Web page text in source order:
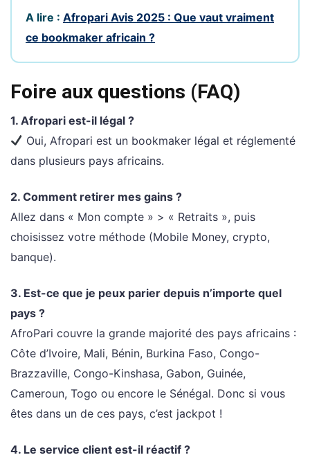
A lire : Afropari Avis 2025 : Que vaut vraiment
ce bookmaker africain ?
Foire aux questions (FAQ)
1. Afropari est-il légal ?
Oui, Afropari est un bookmaker légal et réglementé
dans plusieurs pays africains.
2. Comment retirer mes gains ?
Allez dans « Mon compte » > « Retraits », puis
choisissez votre méthode (Mobile Money, crypto,
banque).
3. Est-ce que je peux parier depuis n’importe quel
pays ?
AfroPari couvre la grande majorité des pays africains :
Côte d’Ivoire, Mali, Bénin, Burkina Faso, Congo-
Brazzaville, Congo-Kinshasa, Gabon, Guinée,
Cameroun, Togo ou encore le Sénégal. Donc si vous
êtes dans un de ces pays, c’est jackpot !
4. Le service client est-il réactif ?